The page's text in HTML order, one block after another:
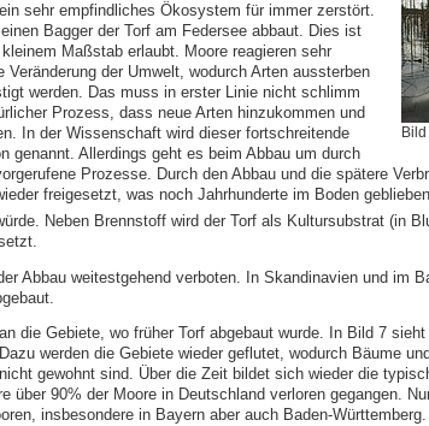
sehr empfindliches Ökosystem für immer zerstört.
Bagger der Torf am Federsee abbaut. Dies ist
Maßstab erlaubt. Moore reagieren sehr
Veränderung der Umwelt, wodurch Arten aussterben
werden. Das muss in erster Linie nicht schlimm
Prozess, dass neue Arten hinzukommen und
In der Wissenschaft wird dieser fortschreitende
genannt. Allerdings geht es beim Abbau um durch
Prozesse. Durch den Abbau und die spätere
freigesetzt, was noch Jahrhunderte im Boden
Neben Brennstoff wird der Torf als Kultursubstrat (in
Abbau weitestgehend verboten. In Skandinavien und im
die Gebiete, wo früher Torf abgebaut wurde. In Bild 7
werden die Gebiete wieder geflutet, wodurch Bäume
gewohnt sind. Über die Zeit bildet sich wieder die
über 90% der Moore in Deutschland verloren gegangen.
insbesondere in Bayern aber auch Baden-Württemberg.